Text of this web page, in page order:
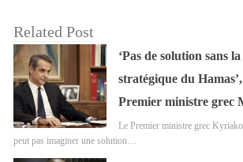
Related Post
‘Pas de solution sans
stratégique du
Premier ministre grec
Le Premier ministre grec
peut pas imaginer une solution…